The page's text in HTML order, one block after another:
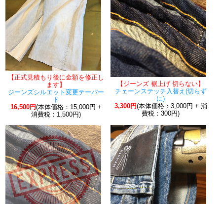
【正式見積もり後に金額を修正し
ます】
ジーンズシルエット変更テーパー
ド
16,500円(本体価格：15,000円 +
消費税：1,500円)
【ジーンズ 裾上げ 切らない】
チェーンステッチ入替え(切らず
に)
3,300円(本体価格：3,000円 + 消
費税：300円)